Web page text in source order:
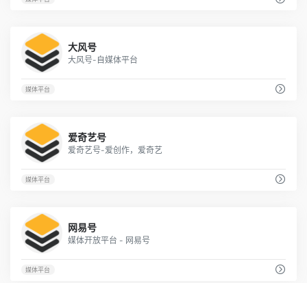
大风号
大风号-自媒体平台
媒体平台
爱奇艺号
爱奇艺号-爱创作，爱奇艺
媒体平台
网易号
媒体开放平台 - 网易号
媒体平台